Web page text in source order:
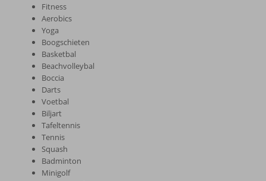
Fitness
Aerobics
Yoga
Boogschieten
Basketbal
Beachvolleybal
Boccia
Darts
Voetbal
Biljart
Tafeltennis
Tennis
Squash
Badminton
Minigolf